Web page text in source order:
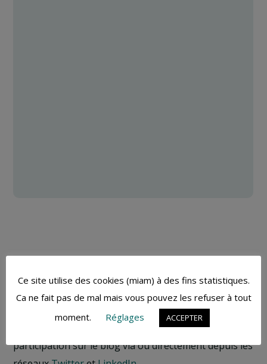
Rester en contact
Pour me rencontrer sur des évènements
professionnels, tenez-vous au courant de ma
participation sur le blog via ou directement depuis les
Ce site utilise des cookies (miam) à des fins statistiques.
Ca ne fait pas de mal mais vous pouvez les refuser à tout
moment.
Réglages ACCEPTER